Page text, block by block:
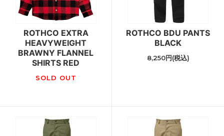
ROTHCO EXTRA
HEAVYWEIGHT
BRAWNY FLANNEL
SHIRTS RED
SOLD OUT
ROTHCO BDU PANTS
BLACK
8,250円(税込)